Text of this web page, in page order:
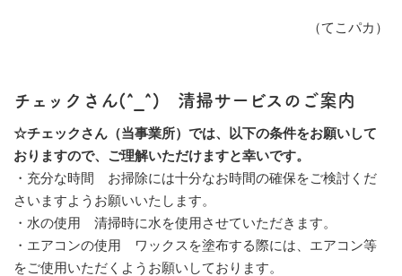
（てこパカ）
チェックさん(^_^) 清掃サービスのご案内
☆チェックさん（当事業所）では、以下の条件をお願いして
おりますので、ご理解いただけますと幸いです。
・充分な時間 お掃除には十分なお時間の確保をご検討くだ
さいますようお願いいたします。
・水の使用 清掃時に水を使用させていただきます。
・エアコンの使用
ワックスを塗布する際には、エアコン等
をご使用いただくようお願いしております。